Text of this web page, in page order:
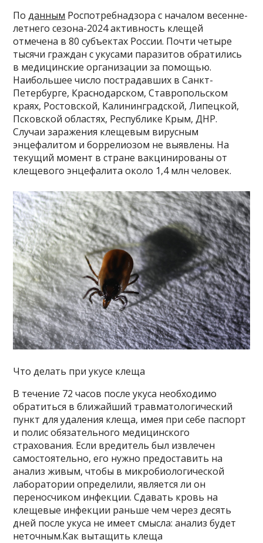
Поданным Роспотребнадзора с началом весенне-
летнего сезона-2024 активность клещей
отмечена в 80 субъектах России. Почти четыре
тысячи граждан с укусами паразитов обратились
в медицинские организации за помощью.
Наибольшее число пострадавших в Санкт-
Петербурге, Краснодарском, Ставропольском
краях, Ростовской, Калининградской, Липецкой,
Псковской областях, Республике Крым, ДНР.
Случаи заражения клещевым вирусным
энцефалитом и боррелиозом не выявлены. На
текущий момент в стране вакцинированы от
клещевого энцефалита около 1,4 млн человек.
Что делать при укусе клеща
В течение 72 часов после укуса необходимо
обратиться в ближайший травматологический
пункт для удаления клеща, имея при себе паспорт
и полис обязательного медицинского
страхования. Если вредитель был извлечен
самостоятельно, его нужно предоставить на
анализ живым, чтобы в микробиологической
лаборатории определили, является ли он
переносчиком инфекции. Сдавать кровь на
клещевые инфекции раньше чем через десять
дней после укуса не имеет смысла: анализ будет
неточным.Как вытащить клеща